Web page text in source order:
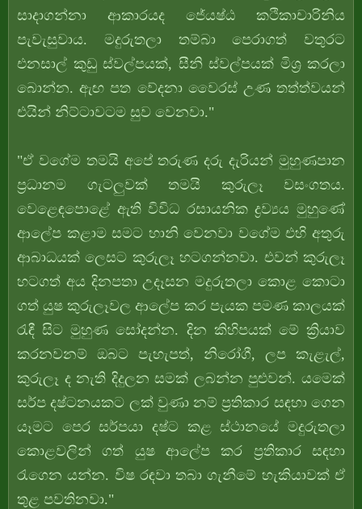
සාදාගන්නා ආකාරයද ජේ‍යෂ්ඨ කථිකාචාරිනිය
පැවැසුවාය. මදුරුතලා තම්බා පෙරාගත් වතුරට
එනසාල් කුඩු ස්වල්පයක්, සීනි ස්වල්පයක් මිශ්‍ර කරලා
බොන්න. ඇඟ පත වේදනා වෛරස් උණ තත්ත්වයන්
එයින් නිට්ටාවටම සුව වෙනවා."
"ඒ වගේම තමයි අපේ තරුණ දරු දැරියන් මුහුණපාන
ප්‍රධානම ගැටලුවක් තමයි කුරුලෑ වසංගතය.
වෙළෙඳපොළේ ඇති විවිධ රසායනික ද්‍රව්‍යය මුහුණේ
ආලේප කළාම සමට හානි වෙනවා වගේම එහි අතුරු
ආබාධයක් ලෙසට කුරුලෑ හටගන්නවා. එවන් කුරුලෑ
හටගත් අය දිනපතා උදෑසන මදුරුතලා කොළ කොටා
ගත් යුෂ කුරුලෑවල ආලේප කර පැයක පමණ කාලයක්
රැඳී සිට මුහුණ සෝදන්න. දින කිහිපයක් මේ ක්‍රියාව
කරනවනම් ඔබට පැහැපත්, නිරෝගී, ලප කැළැල්,
කුරුලෑ ද නැති දිදුලන සමක් ලබන්න පුළුවන්. යමෙක්
සර්ප දෂ්ටනයකට ලක් වුණා නම් ප්‍රතිකාර සඳහා ගෙන
යෑමට පෙර සර්පයා දෂ්ට කළ ස්ථානයේ මදුරුතලා
කොළවලින් ගත් යුෂ ආලේප කර ප්‍රතිකාර සඳහා
රැගෙන යන්න. විෂ රඳවා තබා ගැනීමේ හැකියාවක් ඒ
තුළ පවතිනවා."